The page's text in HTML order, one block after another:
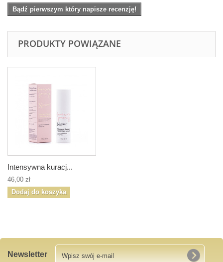
Bądź pierwszym który napisze recenzję!
PRODUKTY POWIĄZANE
Intensywna kuracj...
46,00 zł
Dodaj do koszyka
Newsletter